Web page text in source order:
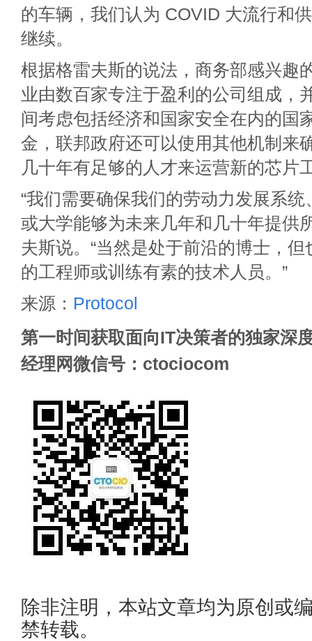
的车辆，我们认为 COVID 大流行和
继续。
根据格雷夫斯的说法，商务部感兴趣
业由数百家专注于盈利的公司组成，
间考虑包括经济和国家安全在内的国
金，联邦政府还可以使用其他机制来
几十年有足够的人才来运营新的芯片
“我们需要确保我们的劳动力发展系
或大学能够为未来几年和几十年提供
夫斯说。“当然是处于前沿的博士，
的工程师或训练有素的技术人员。”
来源： Protocol
第一时间获取面向IT决策者的独家深
经理网微信号：ctociocom
除非注明，本站文章均为原创或
禁转载。